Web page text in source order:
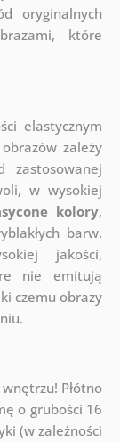
oryginalnych
które
elastycznym
zależy
w wysokiej
kolory,
barw.
jakości,
nie emitują
czemu obrazy
Płótno
o grubości 16
(w zależności